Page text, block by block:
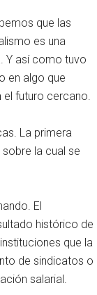
que las
es una
Y así como tuvo
en algo que
el futuro cercano.
La primera
la cual se
El
histórico de
que la
de sindicatos o
salarial.